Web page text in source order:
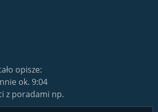
opisze:
ok. 9:04
z poradami np.